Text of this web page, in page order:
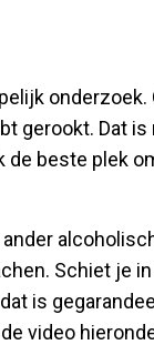
onderzoek.
gerookt. Dat is
de beste plek
Schiet je
is
video